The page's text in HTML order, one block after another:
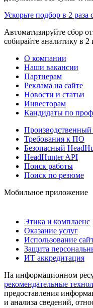
Ускорьте подбор в 2 раза
Автоматизируйте сбор
собирайте аналитику в 2
О компании
Наши вакансии
Партнерам
Реклама на сайте
Новости и статьи
Инвесторам
Кандидаты по
Производственный
Требования к ПО
Безопасный
HeadHunter API
Поиск работы
Поиск по резюме
Мобильное приложение
Этика и комплаенс
Оказание услуг
Использование
Защита
ИТ аккредитация
На информационном
рекомендательные
предоставления
и анализа сведений,